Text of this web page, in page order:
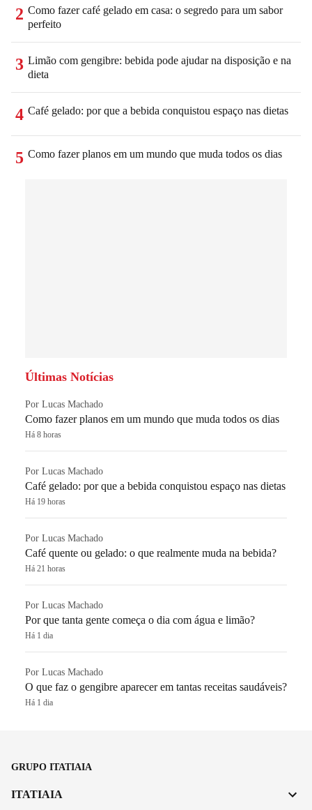
2 Como fazer café gelado em casa: o segredo para um sabor
perfeito
3 Limão com gengibre: bebida pode ajudar na disposição e na
dieta
4 Café gelado: por que a bebida conquistou espaço nas dietas
5 Como fazer planos em um mundo que muda todos os dias
Últimas Notícias
Por Lucas Machado
Como fazer planos em um mundo que muda todos os dias
Há 8 horas
Por Lucas Machado
Café gelado: por que a bebida conquistou espaço nas dietas
Há 19 horas
Por Lucas Machado
Café quente ou gelado: o que realmente muda na bebida?
Há 21 horas
Por Lucas Machado
Por que tanta gente começa o dia com água e limão?
Há 1 dia
Por Lucas Machado
O que faz o gengibre aparecer em tantas receitas saudáveis?
Há 1 dia
GRUPO ITATIAIA
ITATIAIA